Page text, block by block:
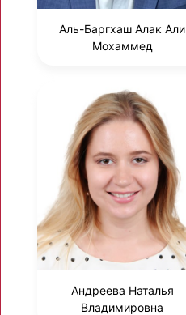
Аль-Баргхаш Алак Али
Мохаммед
Андреева Наталья
Владимировна